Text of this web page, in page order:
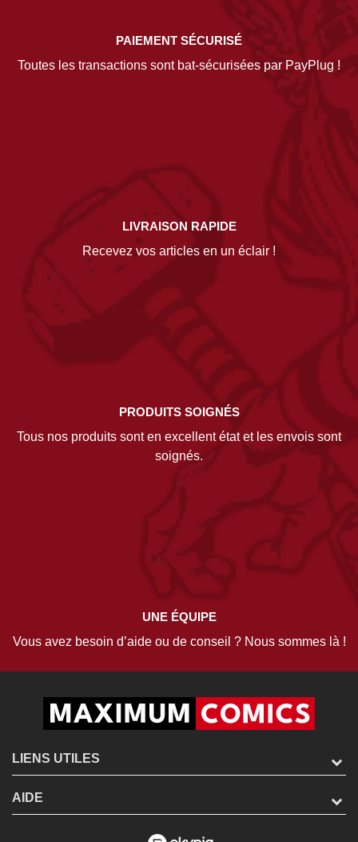
PAIEMENT SÉCURISÉ
Toutes les transactions sont bat-sécurisées par PayPlug !
LIVRAISON RAPIDE
Recevez vos articles en un éclair !
PRODUITS SOIGNÉS
Tous nos produits sont en excellent état et les envois sont
soignés.
UNE ÉQUIPE
Vous avez besoin d’aide ou de conseil ? Nous sommes là !
LIENS UTILES
AIDE